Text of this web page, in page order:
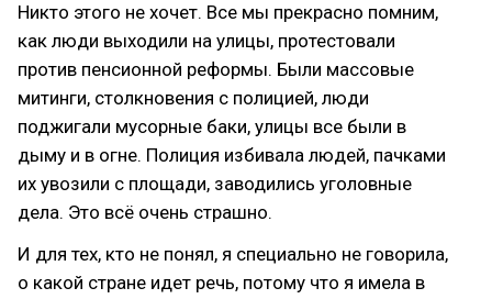
Никто этого не хочет. Все мы прекрасно помним,
как люди выходили на улицы, протестовали
против пенсионной реформы. Были массовые
митинги, столкновения с полицией, люди
поджигали мусорные баки, улицы все были в
дыму и в огне. Полиция избивала людей, пачками
их увозили с площади, заводились уголовные
дела. Это всё очень страшно.
И для тех, кто не понял, я специально не говорила,
о какой стране идет речь, потому что я имела в